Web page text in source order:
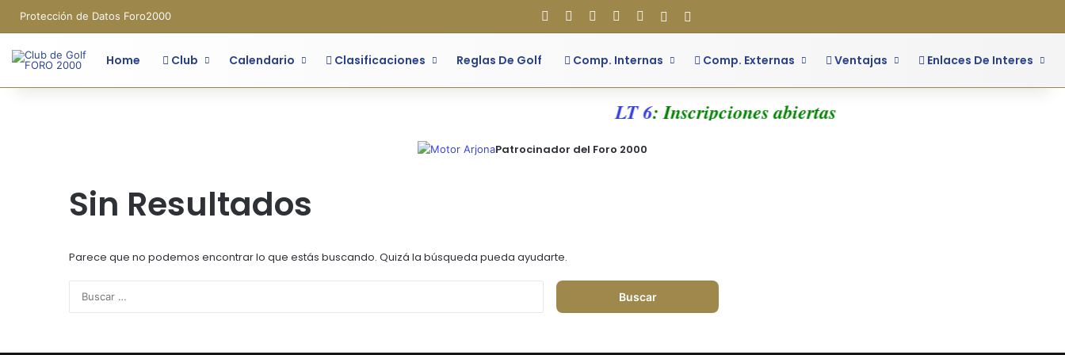
Protección de Datos Foro2000 Facebook Flickr YouTubeInstagram
Acceso
Home Club Calendario Clasificaciones Reglas De Golf Comp. Internas Comp. Externas Ventajas Enlaces De Interes
LT 6: Inscripciones abiertas
Patrocinador del Foro 2000
Sin Resultados
Parece que no podemos encontrar lo que estás buscando. Quizá la búsqueda pueda ayudarte.
Buscar: